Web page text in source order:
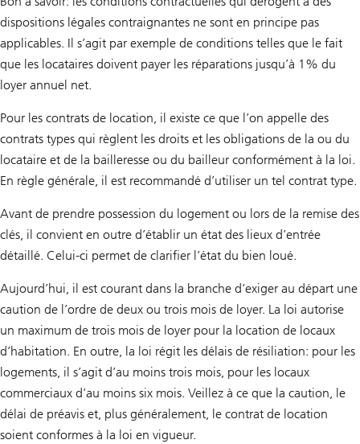
dispositions légales contraignantes ne sont en principe pas
applicables. Il s’agit par exemple de conditions telles que le fait
que les locataires doivent payer les réparations jusqu’à 1% du
loyer annuel net.
Pour les contrats de location, il existe ce que l’on appelle des
contrats types qui règlent les droits et les obligations de la ou du
locataire et de la bailleresse ou du bailleur conformément à la loi.
En règle générale, il est recommandé d’utiliser un tel contrat type.
Avant de prendre possession du logement ou lors de la remise des
clés, il convient en outre d’établir un état des lieux d’entrée
détaillé. Celui-ci permet de clarifier l’état du bien loué.
Aujourd’hui, il est courant dans la branche d’exiger au départ une
caution de l’ordre de deux ou trois mois de loyer. La loi autorise
un maximum de trois mois de loyer pour la location de locaux
d’habitation. En outre, la loi régit les délais de résiliation: pour les
logements, il s’agit d’au moins trois mois, pour les locaux
commerciaux d’au moins six mois. Veillez à ce que la caution, le
délai de préavis et, plus généralement, le contrat de location
soient conformes à la loi en vigueur.